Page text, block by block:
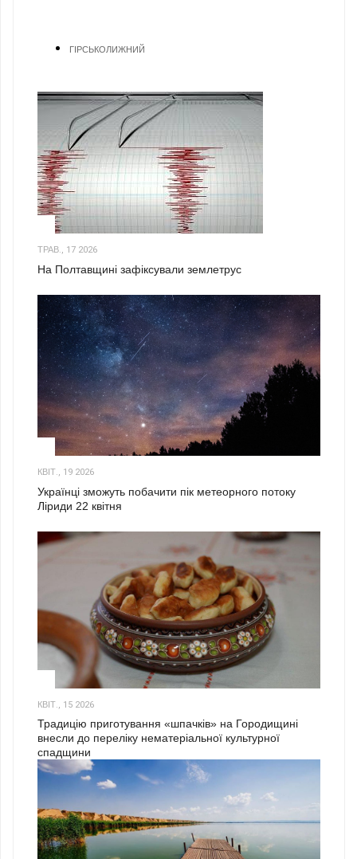
ГІРСЬКОЛИЖНИЙ
ТРАВ., 17 2026
На Полтавщині зафіксували землетрус
КВІТ., 19 2026
Українці зможуть побачити пік метеорного потоку
Ліриди 22 квітня
КВІТ., 15 2026
Традицію приготування «шпачків» на Городищині
внесли до переліку нематеріальної культурної
спадщини